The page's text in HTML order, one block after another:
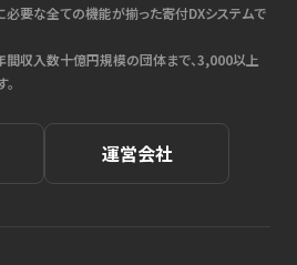
必要な全ての機能が揃った寄付DXシステムで
間収入数十億円規模の団体まで、3,000以上
運営会社